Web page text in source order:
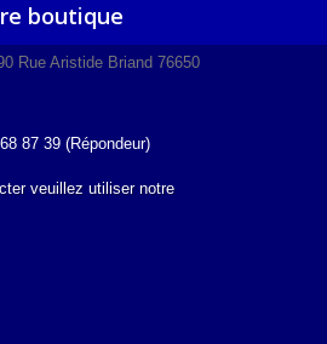
boutique
Rue Aristide Briand 76650
87 39 (Répondeur)
veuillez utiliser notre